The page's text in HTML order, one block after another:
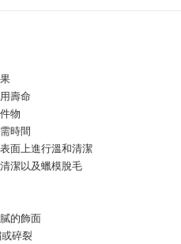
壽命
物
時間
面上進行溫和清潔
潔以及蠟模脫毛
的飾面
碎裂